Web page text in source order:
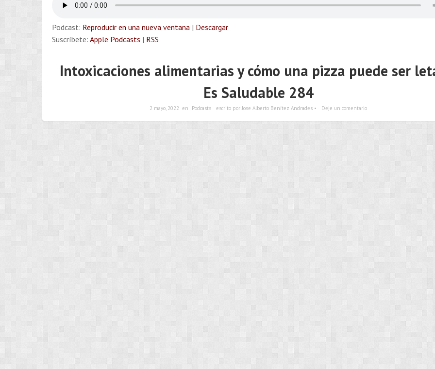
Podcast: Reproducir en una nueva ventana | Descargar
Suscríbete: Apple Podcasts | RSS
Intoxicaciones alimentarias y cómo una pizza puede ser
Es Saludable 284
2 mayo, 2022 en Podcasts escrito por Jose Alberto Benítez Andrades • Deje un comentario